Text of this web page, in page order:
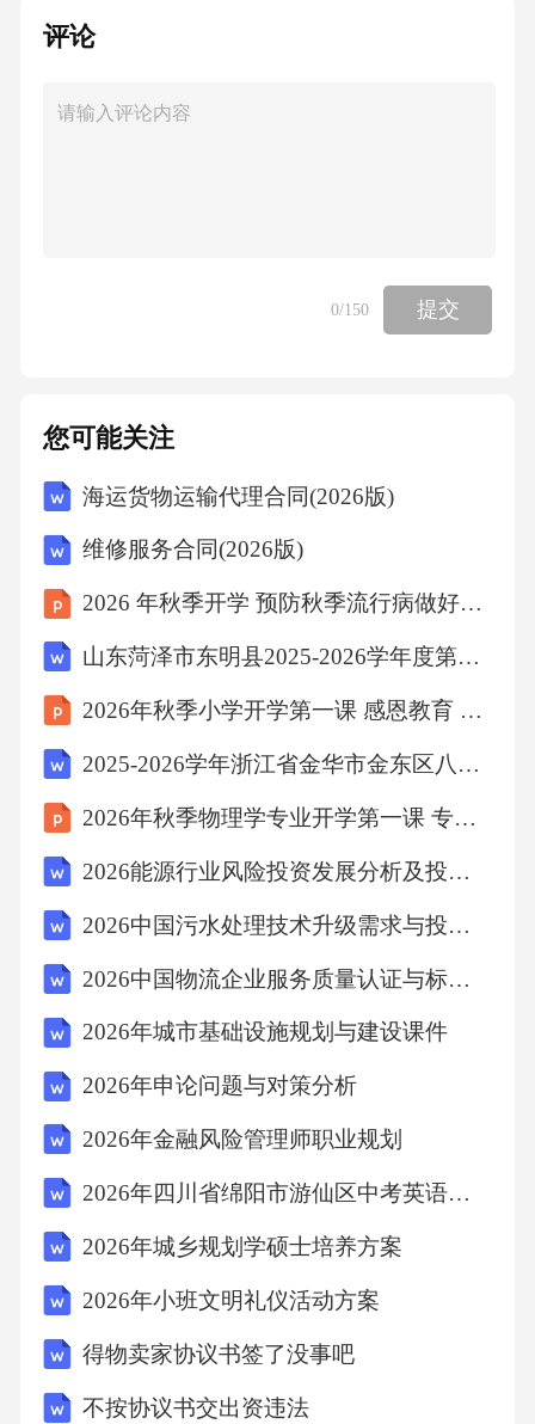
迅速报警并撤离现场。四、液化气泄漏应急处
应立即关闭钢瓶阀门。2.通风换气：迅速打开门
离至安全区域，并通知专业人员处理。五、液
化气火灾的扑救方法1.灭火器材：液化气火灾可
消防部门支援。3.疏散人员：确保现场人员安全
撤离，避免人员伤亡。六、结语液化气的使用
安全关乎我们的生命财产安全，掌握液化气的
绍，能提高大家对液化气安全使用的认识，确
保在日常生活中正确使用液化气，预防事故的
发生。让我们共同营造一个安全、和谐的生活
环境。2026年液化气使用安全常识的文章，你
化气在现代生活中的普及程度以及液化气使用
安全的重要性。提醒读者关注液化气使用安
全，防范潜在危险。二、液化气的基本知识与
性质1.液化气的定义简要介绍液化气的概念，让
读者对液化气有一个基本的认识。2.液化气的特
点阐述液化气的优点，如方便、高效等，同时
提醒注意其潜在的危险性。三、液化气使用安
全常识1.液化气瓶的安全使用（1）液化气瓶的
气瓶存放的注意事项，如避免暴晒、远离火源
等。（2）液化气瓶的连接与拆卸：详细阐述如
何正确连接和拆卸气瓶，以及使用过程中的注
意事项。2.液化气灶具的安全使用（1）选购与
安装：介绍如何选购合适的液化气灶具，以及
灶具的正确安装方法。（2）使用方法与注意事
评论
0/150 提交
您可能关注
海运货物运输代理合同(2026版)
维修服务合同(2026版)
2026 年秋季开学 预防秋季流行病做好健康防护
山东菏泽市东明县2025-2026学年度第二学期期末测试七年级英语试题（含答案）
2026年秋季小学开学第一课 感恩教育 感恩有你
2025-2026学年浙江省金华市金东区八年级（下）期末数学试卷（含答案）
2026年秋季物理学专业开学第一课 专业伦理与职业操守讲座方案
2026能源行业风险投资发展分析及投资融资策略研究
2026中国污水处理技术升级需求与投资回报周期
2026中国物流企业服务质量认证与标准化建设报告
2026年城市基础设施规划与建设课件
2026年申论问题与对策分析
2026年金融风险管理师职业规划
2026年四川省绵阳市游仙区中考英语二诊试卷(含详细答案解析)
2026年城乡规划学硕士培养方案
2026年小班文明礼仪活动方案
得物卖家协议书签了没事吧
不按协议书交出资违法